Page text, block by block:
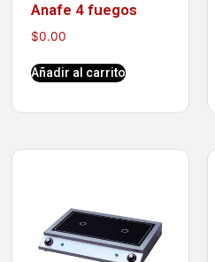
Anafe 4 fuegos
$0.00
Añadir al carrito